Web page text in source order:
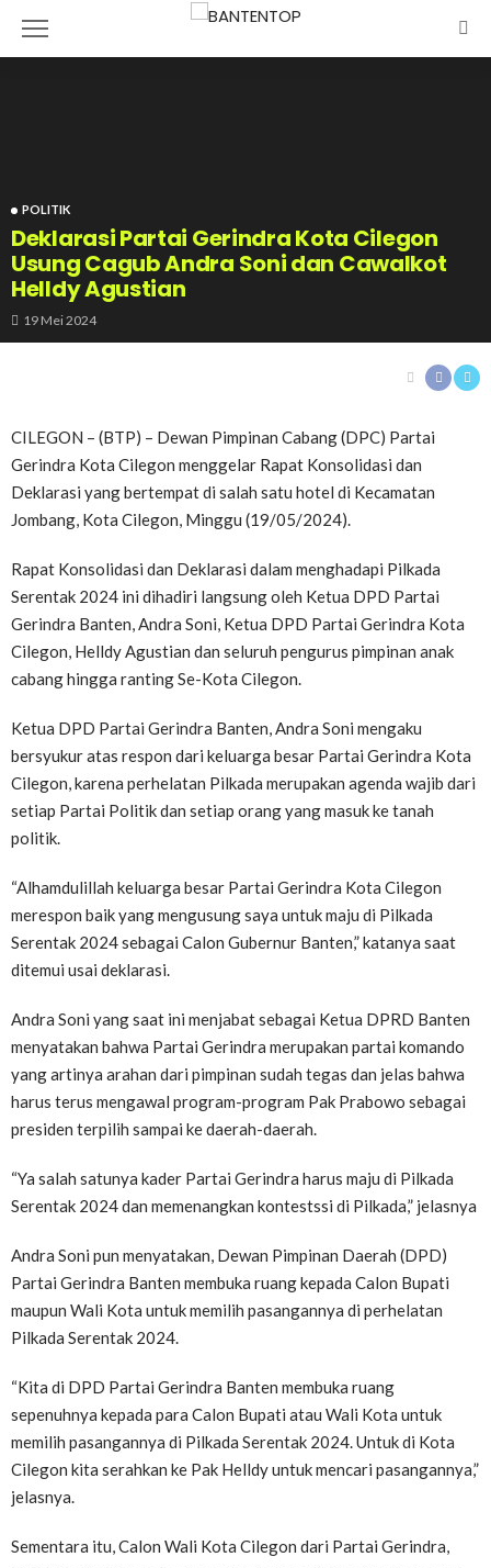
POLITIK
Deklarasi Partai Gerindra Kota Cilegon
Usung Cagub Andra Soni dan Cawalkot
Helldy Agustian
19 Mei 2024
CILEGON – (BTP) – Dewan Pimpinan Cabang (DPC) Partai
Gerindra Kota Cilegon menggelar Rapat Konsolidasi dan
Deklarasi yang bertempat di salah satu hotel di Kecamatan
Jombang, Kota Cilegon, Minggu (19/05/2024).
Rapat Konsolidasi dan Deklarasi dalam menghadapi Pilkada
Serentak 2024 ini dihadiri langsung oleh Ketua DPD Partai
Gerindra Banten, Andra Soni, Ketua DPD Partai Gerindra Kota
Cilegon, Helldy Agustian dan seluruh pengurus pimpinan anak
cabang hingga ranting Se-Kota Cilegon.
Ketua DPD Partai Gerindra Banten, Andra Soni mengaku
bersyukur atas respon dari keluarga besar Partai Gerindra Kota
Cilegon, karena perhelatan Pilkada merupakan agenda wajib dari
setiap Partai Politik dan setiap orang yang masuk ke tanah
politik.
“Alhamdulillah keluarga besar Partai Gerindra Kota Cilegon
merespon baik yang mengusung saya untuk maju di Pilkada
Serentak 2024 sebagai Calon Gubernur Banten,” katanya saat
ditemui usai deklarasi.
Andra Soni yang saat ini menjabat sebagai Ketua DPRD Banten
menyatakan bahwa Partai Gerindra merupakan partai komando
yang artinya arahan dari pimpinan sudah tegas dan jelas bahwa
harus terus mengawal program-program Pak Prabowo sebagai
presiden terpilih sampai ke daerah-daerah.
“Ya salah satunya kader Partai Gerindra harus maju di Pilkada
Serentak 2024 dan memenangkan kontestssi di Pilkada,” jelasnya
Andra Soni pun menyatakan, Dewan Pimpinan Daerah (DPD)
Partai Gerindra Banten membuka ruang kepada Calon Bupati
maupun Wali Kota untuk memilih pasangannya di perhelatan
Pilkada Serentak 2024.
“Kita di DPD Partai Gerindra Banten membuka ruang
sepenuhnya kepada para Calon Bupati atau Wali Kota untuk
memilih pasangannya di Pilkada Serentak 2024. Untuk di Kota
Cilegon kita serahkan ke Pak Helldy untuk mencari pasangannya,”
jelasnya.
Sementara itu, Calon Wali Kota Cilegon dari Partai Gerindra,